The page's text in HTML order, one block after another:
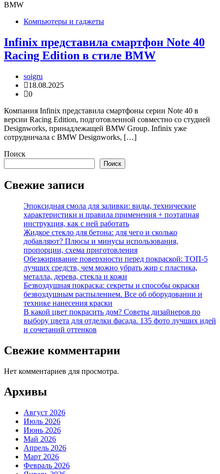
Компьютеры и гаджеты
Infinix представила смартфон Note 40
Racing Edition в стиле BMW
soigru
18.08.2025
0
Компания Infinix представила смартфоны серии Note 40 в
версии Racing Edition, подготовленной совместно со студией
Designworks, принадлежащей BMW Group. Infinix уже
сотрудничала с BMW Designworks, […]
Поиск
Поиск
Свежие записи
Эпоксидная смола для заливки: виды, технические
характеристики и правила применения + поэтапная
инструкция, как с ней работать
Жидкое стекло для бетона: для чего и сколько
добавляют? Плюсы и минусы использования,
пропорции, схема приготовления
Обезжиривание поверхности перед покраской: ТОП-5
лучших средств, чем можно убрать жир с пластика,
металла, дерева, стекла и кожи
Безвоздушная покраска: секреты и способы окраски
безвоздушным распылением. Все об оборудовании и
технике нанесения краски
В какой цвет покрасить дом? Советы дизайнеров по
выбору цвета для отделки фасада. 135 фото лучших идей
и сочетаний оттенков
Свежие комментарии
Нет комментариев для просмотра.
Архивы
Август 2026
Июль 2026
Июнь 2026
Май 2026
Апрель 2026
Март 2026
Февраль 2026